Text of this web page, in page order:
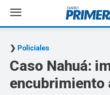
Policiales
Caso Nahuá:
encubrimiento